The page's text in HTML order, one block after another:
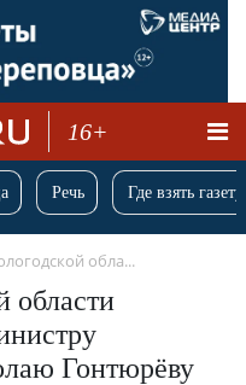
16+
Речь Где взять
обла...
области
Гонтюрёву